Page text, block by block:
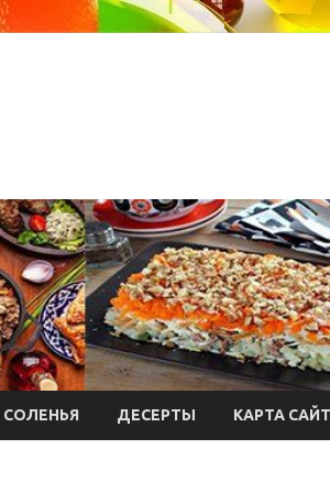
СОЛЕНЬЯ ДЕСЕРТЫ КАРТА